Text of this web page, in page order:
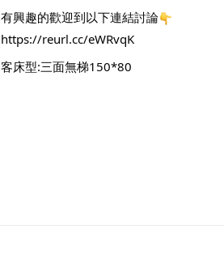
有興趣的歡迎到以下連結討論
https://reurl.cc/eWRvqK
客床型:三面無梯150*80